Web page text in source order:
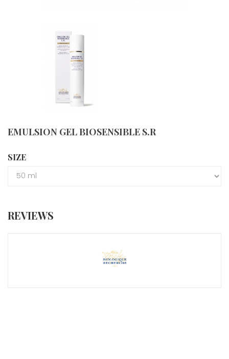
EMULSION GEL BIOSENSIBLE S.R
SIZE
REVIEWS